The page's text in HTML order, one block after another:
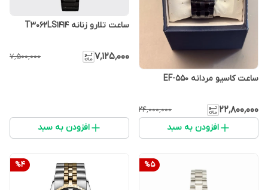
ساعت کاسیو مردانه EF-550
۲۲٬۸۰۰٬۰۰۰ ۲۴٬۰۰۰٬۰۰۰
افزودن به سبد
ساعت تلارو زنانه T3062LS1414
۷٬۱۲۵٬۰۰۰ ۷٬۵۰۰٬۰۰۰
افزودن به سبد
%5
%4